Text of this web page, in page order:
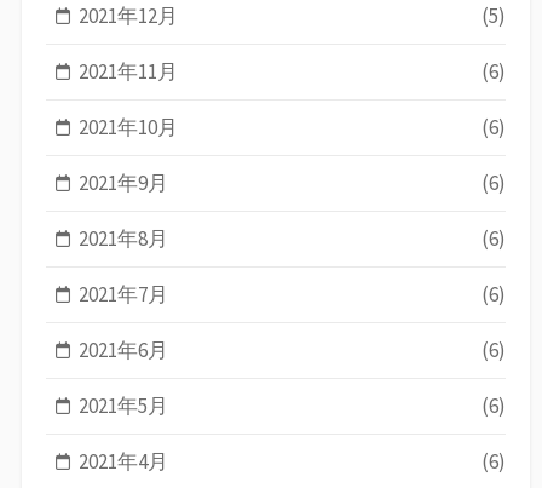
2021年12月 (5)
2021年11月 (6)
2021年10月 (6)
2021年9月 (6)
2021年8月 (6)
2021年7月 (6)
2021年6月 (6)
2021年5月 (6)
2021年4月 (6)